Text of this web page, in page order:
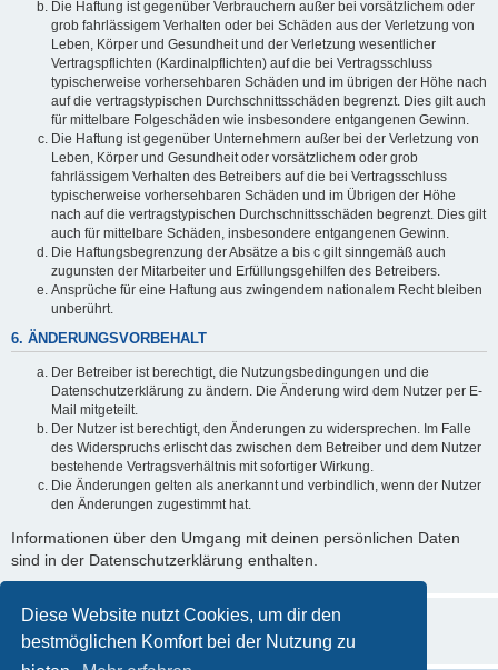
Diese Website nutzt Cookies, um dir den
bestmöglichen Komfort bei der Nutzung zu
Die Haftung ist gegenüber Verbrauchern außer bei vorsätzlichem oder
grob fahrlässigem Verhalten oder bei Schäden aus der Verletzung von
Leben, Körper und Gesundheit und der Verletzung wesentlicher
Vertragspflichten (Kardinalpflichten) auf die bei Vertragsschluss
typischerweise vorhersehbaren Schäden und im übrigen der Höhe nach
auf die vertragstypischen Durchschnittsschäden begrenzt. Dies gilt auch
für mittelbare Folgeschäden wie insbesondere entgangenen Gewinn.
Die Haftung ist gegenüber Unternehmern außer bei der Verletzung von
Leben, Körper und Gesundheit oder vorsätzlichem oder grob
fahrlässigem Verhalten des Betreibers auf die bei Vertragsschluss
typischerweise vorhersehbaren Schäden und im Übrigen der Höhe
nach auf die vertragstypischen Durchschnittsschäden begrenzt. Dies gilt
auch für mittelbare Schäden, insbesondere entgangenen Gewinn.
Die Haftungsbegrenzung der Absätze a bis c gilt sinngemäß auch
zugunsten der Mitarbeiter und Erfüllungsgehilfen des Betreibers.
Ansprüche für eine Haftung aus zwingendem nationalem Recht bleiben
unberührt.
6. ÄNDERUNGSVORBEHALT
Der Betreiber ist berechtigt, die Nutzungsbedingungen und die
Datenschutzerklärung zu ändern. Die Änderung wird dem Nutzer per E-
Mail mitgeteilt.
Der Nutzer ist berechtigt, den Änderungen zu widersprechen. Im Falle
des Widerspruchs erlischt das zwischen dem Betreiber und dem Nutzer
bestehende Vertragsverhältnis mit sofortiger Wirkung.
Die Änderungen gelten als anerkannt und verbindlich, wenn der Nutzer
den Änderungen zugestimmt hat.
Informationen über den Umgang mit deinen persönlichen Daten
sind in der Datenschutzerklärung enthalten.